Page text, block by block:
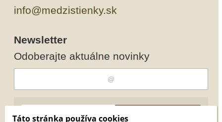
info@medzistienky.sk
Newsletter
Odoberajte aktuálne novinky
Táto stránka používa cookies